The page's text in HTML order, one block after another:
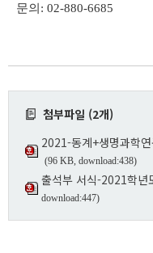
문의: 02-880-6685
첨부파일 (2개)
2021-동계+생명과학
(96 KB, download:438)
출석부 서식-2021학
download:447)